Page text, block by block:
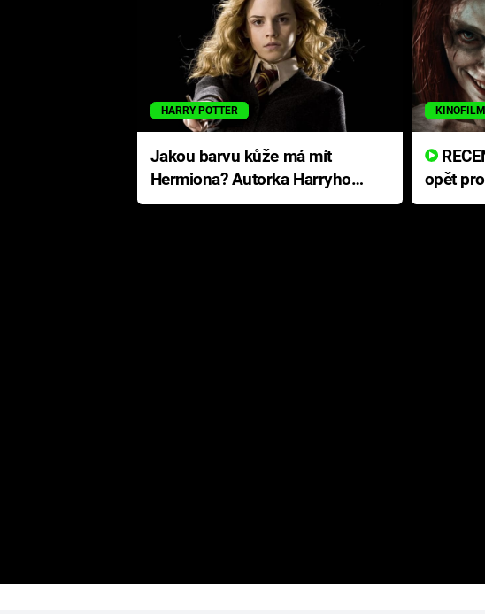
HARRY POTTER
Jakou barvu kůže má mít
Hermiona? Autorka Harryho
Pottera přišla s ráznou
RECENZE: Smrtelné zlo se
opět